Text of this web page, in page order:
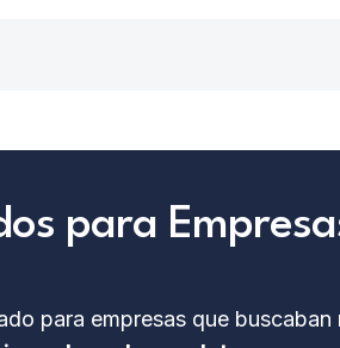
para
para empresas que buscaban